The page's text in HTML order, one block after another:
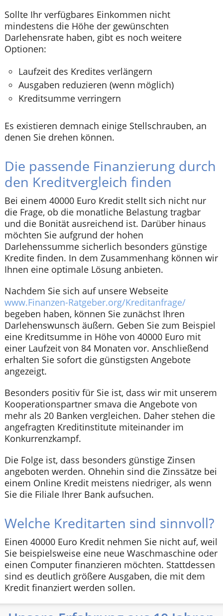
Sollte Ihr verfügbares Einkommen nicht
mindestens die Höhe der gewünschten
Darlehensrate haben, gibt es noch weitere
Optionen:
Laufzeit des Kredites verlängern
Ausgaben reduzieren (wenn möglich)
Kreditsumme verringern
Es existieren demnach einige Stellschrauben, an
denen Sie drehen können.
Die passende Finanzierung durch
den Kreditvergleich finden
Bei einem 40000 Euro Kredit stellt sich nicht nur
die Frage, ob die monatliche Belastung tragbar
und die Bonität ausreichend ist. Darüber hinaus
möchten Sie aufgrund der hohen
Darlehenssumme sicherlich besonders günstige
Kredite finden. In dem Zusammenhang können wir
Ihnen eine optimale Lösung anbieten.
Nachdem Sie sich auf unsere Webseite
www.Finanzen-Ratgeber.org/Kreditanfrage/
begeben haben, können Sie zunächst Ihren
Darlehenswunsch äußern. Geben Sie zum Beispiel
eine Kreditsumme in Höhe von 40000 Euro mit
einer Laufzeit von 84 Monaten vor. Anschließend
erhalten Sie sofort die günstigsten Angebote
angezeigt.
Besonders positiv für Sie ist, dass wir mit unserem
Kooperationspartner smava die Angebote von
mehr als 20 Banken vergleichen. Daher stehen die
angefragten Kreditinstitute miteinander im
Konkurrenzkampf.
Die Folge ist, dass besonders günstige Zinsen
angeboten werden. Ohnehin sind die Zinssätze bei
einem Online Kredit meistens niedriger, als wenn
Sie die Filiale Ihrer Bank aufsuchen.
Welche Kreditarten sind sinnvoll?
Einen 40000 Euro Kredit nehmen Sie nicht auf, weil
Sie beispielsweise eine neue Waschmaschine oder
einen Computer finanzieren möchten. Stattdessen
sind es deutlich größere Ausgaben, die mit dem
Kredit finanziert werden sollen.